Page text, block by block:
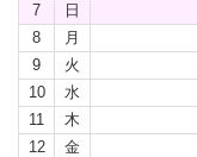
7
日
8
月
9
火
10
水
11
木
12
金